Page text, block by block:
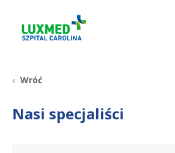
+48 22 35 58 200
Wróć
Nasi specjaliści